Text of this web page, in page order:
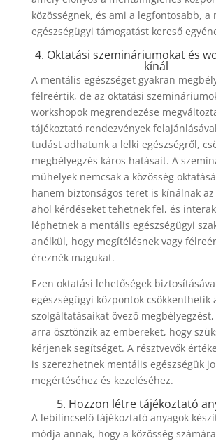
közösségnek, és ami a legfontosabb, a
egészségügyi támogatást kereső
4. Oktatási szemináriumokat és
kínál
A mentális egészséget gyakran
félreértik, de az oktatási
workshopok megrendezése
tájékoztató rendezvények
tudást adhatunk a lelki egészségről,
megbélyegzés káros hatásait. A
műhelyek nemcsak a közösség
hanem biztonságos teret is kínálnak az
ahol kérdéseket tehetnek fel, és
léphetnek a mentális egészségügyi
anélkül, hogy megítélésnek vagy
éreznék magukat.
Ezen oktatási lehetőségek
egészségügyi központok csökkenthetik
szolgáltatásaikat övező
arra ösztönzik az embereket, hogy
kérjenek segítséget. A résztvevők
is szerezhetnek mentális egészségük
megértéséhez és kezeléséhez.
5. Hozzon létre tájékoztató
A lebilincselő tájékoztató anyagok
módja annak, hogy a közösség